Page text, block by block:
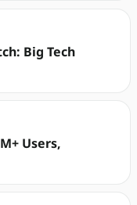
Big Tech
Users,